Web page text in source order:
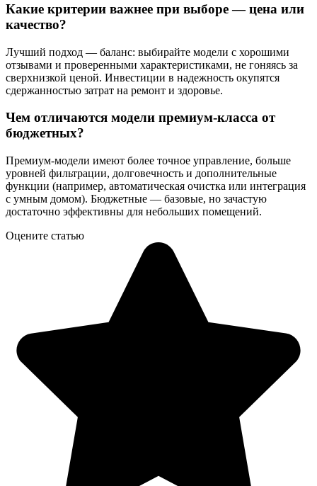
Какие критерии важнее при выборе — цена или
качество?
Лучший подход — баланс: выбирайте модели с хорошими
отзывами и проверенными характеристиками, не гоняясь за
сверхнизкой ценой. Инвестиции в надежность окупятся
сдержанностью затрат на ремонт и здоровье.
Чем отличаются модели премиум-класса от
бюджетных?
Премиум-модели имеют более точное управление, больше
уровней фильтрации, долговечность и дополнительные
функции (например, автоматическая очистка или интеграция
с умным домом). Бюджетные — базовые, но зачастую
достаточно эффективны для небольших помещений.
Оцените статью